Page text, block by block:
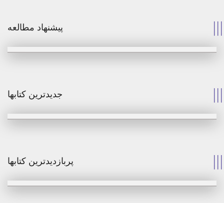
پیشنهاد مطالعه
جدیدترین کتابها
پربازدیدترین کتابها